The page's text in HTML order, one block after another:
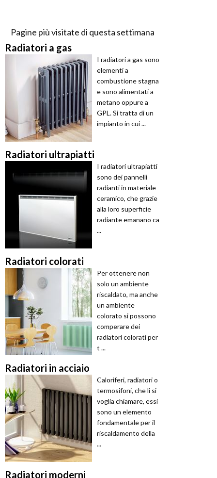
Pagine più visitate di questa settimana
Radiatori a gas
I radiatori a gas sono
elementi a
combustione stagna
e sono alimentati a
metano oppure a
GPL. Si tratta di un
impianto in cui ...
Radiatori ultrapiatti
I radiatori ultrapiatti
sono dei pannelli
radianti in materiale
ceramico, che grazie
alla loro superficie
radiante emanano ca
...
Radiatori colorati
Per ottenere non
solo un ambiente
riscaldato, ma anche
un ambiente
colorato si possono
comperare dei
radiatori colorati per
t ...
Radiatori in acciaio
Caloriferi, radiatori o
termosifoni, che li si
voglia chiamare, essi
sono un elemento
fondamentale per il
riscaldamento della
...
Radiatori moderni